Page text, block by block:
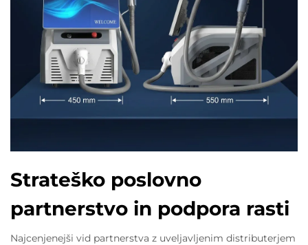
Strateško poslovno
partnerstvo in podpora rasti
Najcenjenejši vid partnerstva z uveljavljenim distributerjem